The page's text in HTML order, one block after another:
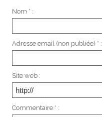
Nom * :
Adresse email (non publiée) * :
Site web :
Commentaire * :